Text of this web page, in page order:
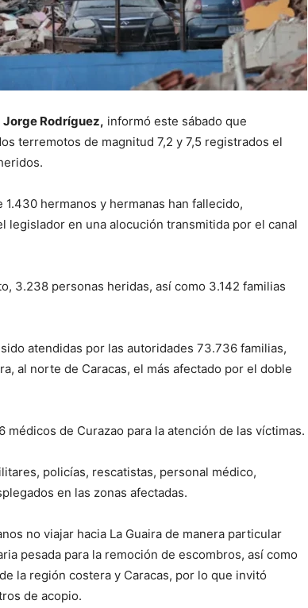
Jorge Rodríguez, informó este sábado que
terremotos de magnitud 7,2 y 7,5 registrados el
hermanos y hermanas han fallecido,
legislador en una alocución transmitida por el canal
3.238 personas heridas, así como 3.142 familias
atendidas por las autoridades 73.736 familias,
al norte de Caracas, el más afectado por el doble
médicos de Curazao para la atención de las víctimas.
policías, rescatistas, personal médico,
en las zonas afectadas.
no viajar hacia La Guaira de manera particular
pesada para la remoción de escombros, así como
la región costera y Caracas, por lo que invitó
de acopio.